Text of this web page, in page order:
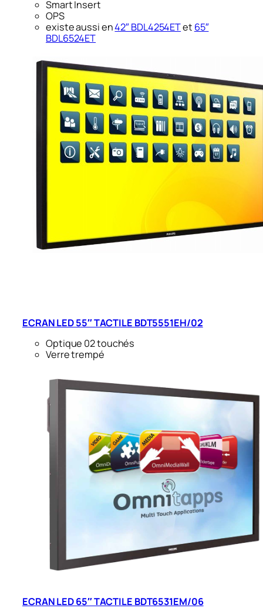
Smart Insert
OPS
existe aussi en42″ BDL4254ETet 65″
BDL6524ET
ECRAN LED 55″ TACTILE BDT5551EH/02
Optique 02 touchés
Verre trempé
ECRAN LED 65″ TACTILE BDT6531EM/06